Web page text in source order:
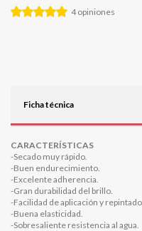
4opiniones
Ficha técnica
CARACTERÍSTICAS
-Secado muy rápido.
-Buen endurecimiento.
-Excelente adherencia.
-Gran durabilidad del brillo.
-Facilidad de aplicación y
-Buena elasticidad.
-Sobresaliente resistencia al agua.